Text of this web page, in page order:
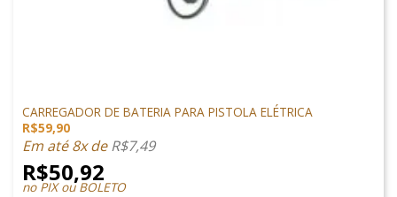
CARREGADOR DE BATERIA PARA PISTOLA ELÉTRICA
R$59,90
Em até 8x deR$7,49
R$50,92
no PIX ou BOLETO